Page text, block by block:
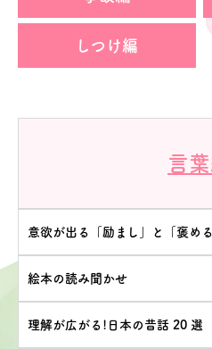
しつけ編
言
意欲が出る「励まし」と「褒め
絵本の読み聞かせ
理解が広がる!日本の昔話 20 選